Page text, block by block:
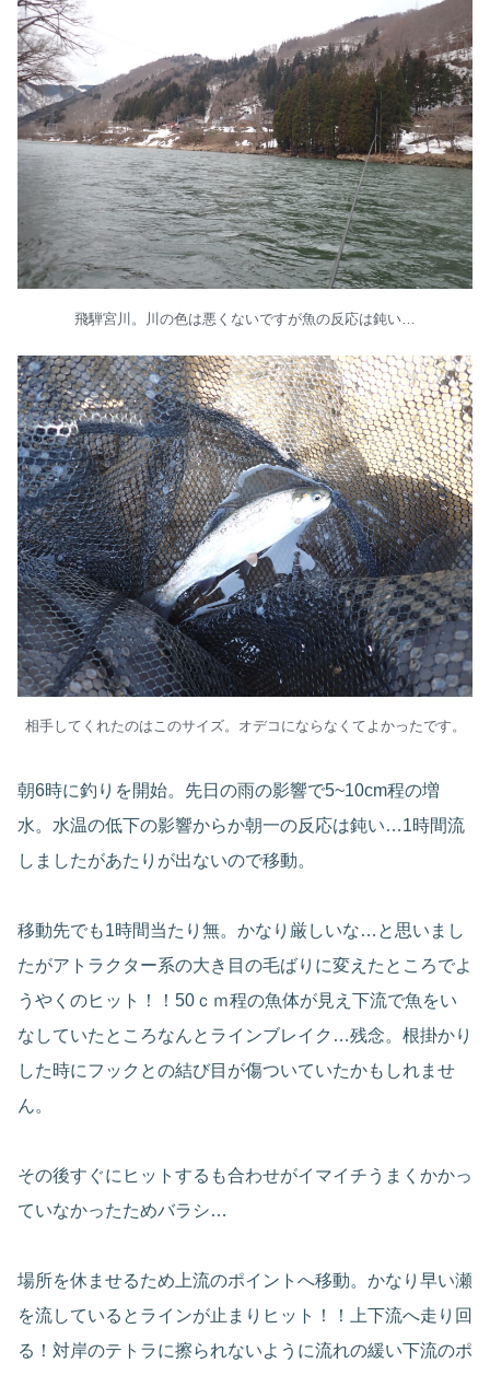
飛騨宮川。川の色は悪くないですが魚の反応は鈍い…
相手してくれたのはこのサイズ。オデコにならなくてよかったです。
朝6時に釣りを開始。先日の雨の影響で5~10cm程の増
水。水温の低下の影響からか朝一の反応は鈍い…1時間流
しましたがあたりが出ないので移動。
移動先でも1時間当たり無。かなり厳しいな…と思いまし
たがアトラクター系の大き目の毛ばりに変えたところでよ
うやくのヒット！！50ｃｍ程の魚体が見え下流で魚をい
なしていたところなんとラインブレイク…残念。根掛かり
した時にフックとの結び目が傷ついていたかもしれませ
ん。
その後すぐにヒットするも合わせがイマイチうまくかかっ
ていなかったためバラシ…
場所を休ませるため上流のポイントへ移動。かなり早い瀬
を流しているとラインが止まりヒット！！上下流へ走り回
る！対岸のテトラに擦られないように流れの緩い下流のポ